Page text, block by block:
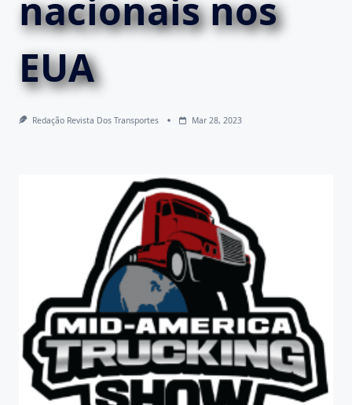
nacionais nos
EUA
Redação Revista Dos Transportes Mar 28, 2023